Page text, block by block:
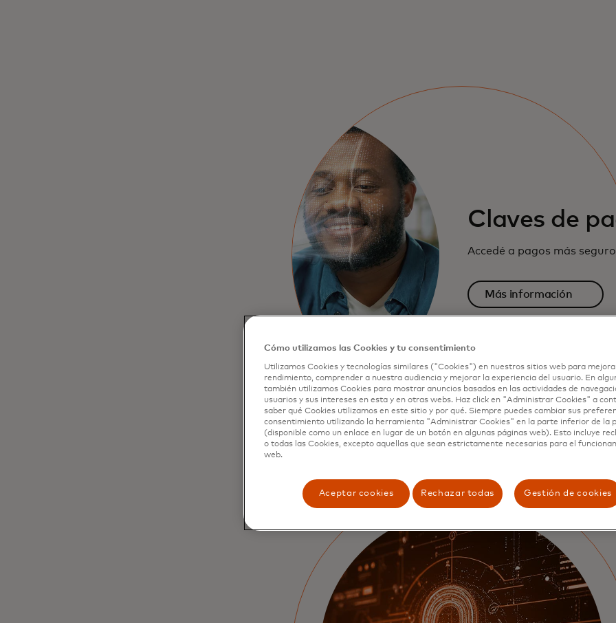
Claves de
Accedé a pagos más
Más información
Cómo utilizamos las Cookies y tu consentimiento
Utilizamos Cookies y tecnologías similares ("Cookies") en nuestros sitios web para
rendimiento, comprender a nuestra audiencia y mejorar la experiencia del usuario. En
también utilizamos Cookies para mostrar anuncios basados ​​en las actividades de
usuarios y sus intereses en esta y en otras webs. Haz click en "Administrar Cookies" a
saber qué Cookies utilizamos en este sitio y por qué. Siempre puedes cambiar sus
consentimiento utilizando la herramienta "Administrar Cookies" en la parte inferior de la
(disponible como un enlace en lugar de un botón en algunas páginas web). Esto incluye
o todas las Cookies, excepto aquellas que sean estrictamente necesarias para el
web.
Aceptar cookies Rechazar todas Gestión de cookies